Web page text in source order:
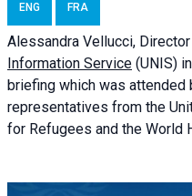
ENG FRA
Alessandra Vellucci,
Information Service (UNIS)
briefing which was
representatives from the
for Refugees and the World